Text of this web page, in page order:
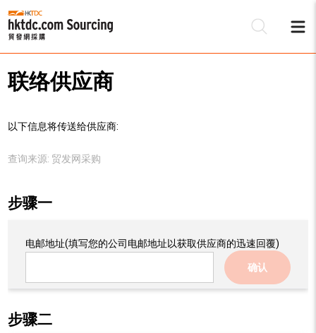
联络供应商
以下信息将传送给供应商:
查询来源: 贸发网采购
步骤一
电邮地址(填写您的公司电邮地址以获取供应商的迅速回覆)
确认
步骤二